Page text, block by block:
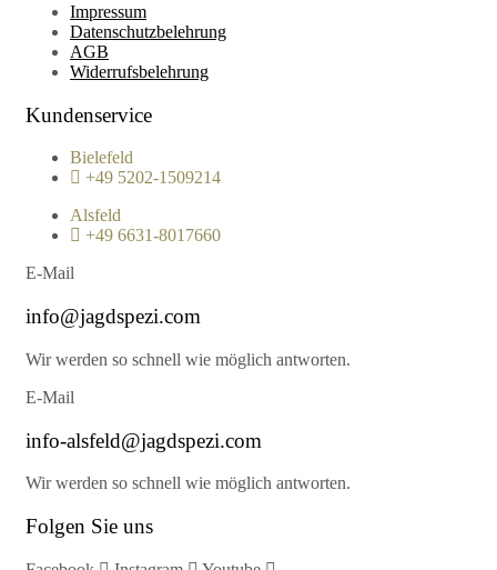
Impressum
Datenschutzbelehrung
AGB
Widerrufsbelehrung
Kundenservice
Bielefeld
+49 5202-1509214
Alsfeld
+49 6631-8017660
E-Mail
info@jagdspezi.com
Wir werden so schnell wie möglich antworten.
E-Mail
info-alsfeld@jagdspezi.com
Wir werden so schnell wie möglich antworten.
Folgen Sie uns